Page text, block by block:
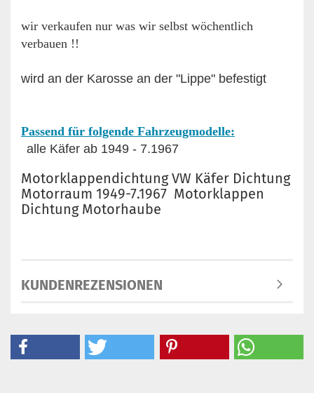
wir verkaufen nur was wir selbst wöchentlich
verbauen !!
wird an der Karosse an der "Lippe" befestigt
Passend für folgende Fahrzeugmodelle:
alle Käfer ab 1949 - 7.1967
Motorklappendichtung VW Käfer Dichtung
Motorraum 1949-7.1967 Motorklappen
Dichtung Motorhaube
KUNDENREZENSIONEN